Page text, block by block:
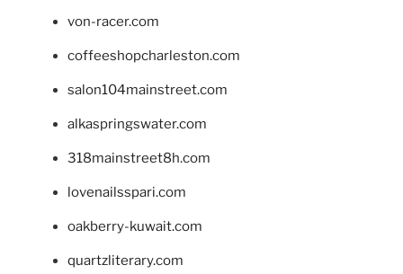
von-racer.com
coffeeshopcharleston.com
salon104mainstreet.com
alkaspringswater.com
318mainstreet8h.com
lovenailsspari.com
oakberry-kuwait.com
quartzliterary.com